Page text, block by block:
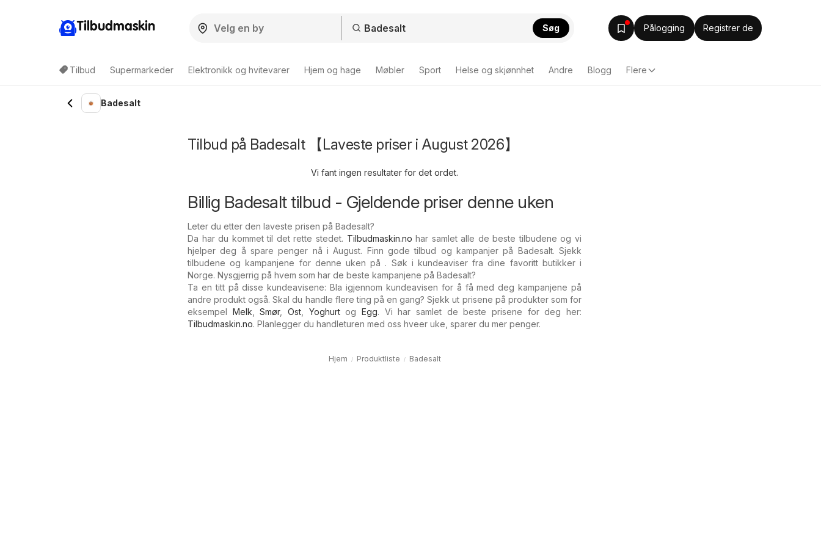
Tilbudmaskin Søg Pålogging Registrer de
Tilbud Supermarkeder Elektronikk og hvitevarer Hjem og hage Møbler Sport Helse og skjønnhet Andre Blogg Flere
Badesalt
Tilbud på Badesalt 【Laveste priser i August 2026】
Vi fant ingen resultater for det ordet.
Billig Badesalt tilbud - Gjeldende priser denne uken
Leter du etter den laveste prisen på Badesalt?
Da har du kommet til det rette stedet. Tilbudmaskin.no har samlet alle de beste tilbudene og vi
hjelper deg å spare penger nå i August. Finn gode tilbud og kampanjer på Badesalt. Sjekk
tilbudene og kampanjene for denne uken på . Søk i kundeaviser fra dine favoritt butikker i
Norge. Nysgjerrig på hvem som har de beste kampanjene på Badesalt?
Ta en titt på disse kundeavisene: Bla igjennom kundeavisen for å få med deg kampanjene på
andre produkt også. Skal du handle flere ting på en gang? Sjekk ut prisene på produkter som for
eksempel Melk ,Smør,Ost YoghurtogEgg. Vi har samlet de beste prisene for deg her:
Tilbudmaskin.no. Planlegger du handleturen med oss hveer uke, sparer du mer penger.
Hjem Produktliste Badesalt